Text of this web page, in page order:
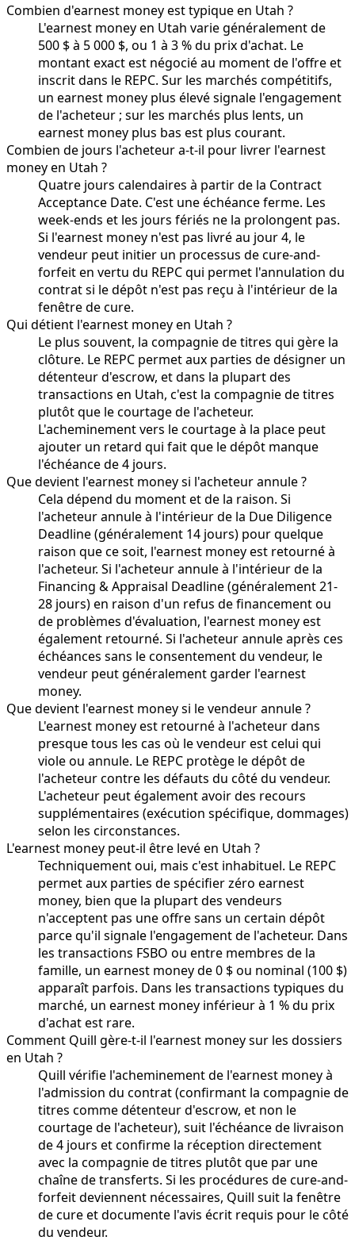
Combien d'earnest money est typique en Utah ?
L'earnest money en Utah varie généralement de
500 $ à 5 000 $, ou 1 à 3 % du prix d'achat. Le
montant exact est négocié au moment de l'offre et
inscrit dans le REPC. Sur les marchés compétitifs,
un earnest money plus élevé signale l'engagement
de l'acheteur ; sur les marchés plus lents, un
earnest money plus bas est plus courant.
Combien de jours l'acheteur a-t-il pour livrer l'earnest
money en Utah ?
Quatre jours calendaires à partir de la Contract
Acceptance Date. C'est une échéance ferme. Les
week-ends et les jours fériés ne la prolongent pas.
Si l'earnest money n'est pas livré au jour 4, le
vendeur peut initier un processus de cure-and-
forfeit en vertu du REPC qui permet l'annulation du
contrat si le dépôt n'est pas reçu à l'intérieur de la
fenêtre de cure.
Qui détient l'earnest money en Utah ?
Le plus souvent, la compagnie de titres qui gère la
clôture. Le REPC permet aux parties de désigner un
détenteur d'escrow, et dans la plupart des
transactions en Utah, c'est la compagnie de titres
plutôt que le courtage de l'acheteur.
L'acheminement vers le courtage à la place peut
ajouter un retard qui fait que le dépôt manque
l'échéance de 4 jours.
Que devient l'earnest money si l'acheteur annule ?
Cela dépend du moment et de la raison. Si
l'acheteur annule à l'intérieur de la Due Diligence
Deadline (généralement 14 jours) pour quelque
raison que ce soit, l'earnest money est retourné à
l'acheteur. Si l'acheteur annule à l'intérieur de la
Financing & Appraisal Deadline (généralement 21-
28 jours) en raison d'un refus de financement ou
de problèmes d'évaluation, l'earnest money est
également retourné. Si l'acheteur annule après ces
échéances sans le consentement du vendeur, le
vendeur peut généralement garder l'earnest
money.
Que devient l'earnest money si le vendeur annule ?
L'earnest money est retourné à l'acheteur dans
presque tous les cas où le vendeur est celui qui
viole ou annule. Le REPC protège le dépôt de
l'acheteur contre les défauts du côté du vendeur.
L'acheteur peut également avoir des recours
supplémentaires (exécution spécifique, dommages)
selon les circonstances.
L'earnest money peut-il être levé en Utah ?
Techniquement oui, mais c'est inhabituel. Le REPC
permet aux parties de spécifier zéro earnest
money, bien que la plupart des vendeurs
n'acceptent pas une offre sans un certain dépôt
parce qu'il signale l'engagement de l'acheteur. Dans
les transactions FSBO ou entre membres de la
famille, un earnest money de 0 $ ou nominal (100 $)
apparaît parfois. Dans les transactions typiques du
marché, un earnest money inférieur à 1 % du prix
d'achat est rare.
Comment Quill gère-t-il l'earnest money sur les dossiers
en Utah ?
Quill vérifie l'acheminement de l'earnest money à
l'admission du contrat (confirmant la compagnie de
titres comme détenteur d'escrow, et non le
courtage de l'acheteur), suit l'échéance de livraison
de 4 jours et confirme la réception directement
avec la compagnie de titres plutôt que par une
chaîne de transferts. Si les procédures de cure-and-
forfeit deviennent nécessaires, Quill suit la fenêtre
de cure et documente l'avis écrit requis pour le côté
du vendeur.